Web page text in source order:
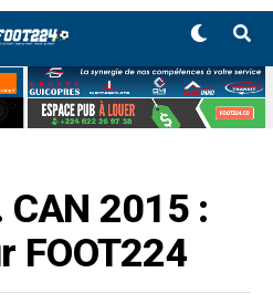
2015 :
FOOT224